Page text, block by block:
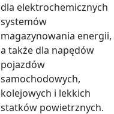
dla elektrochemicznych
systemów
magazynowania energii,
a także dla napędów
pojazdów
samochodowych,
kolejowych i lekkich
statków powietrznych.